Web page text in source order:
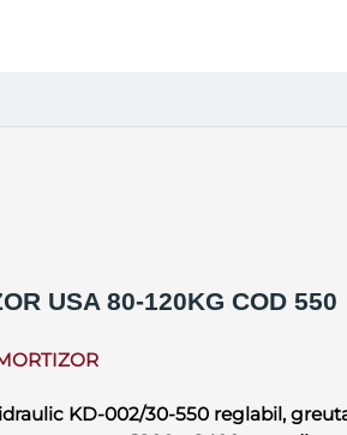
USA 80-120KG COD 550
KD-002/30-550 reglabil,